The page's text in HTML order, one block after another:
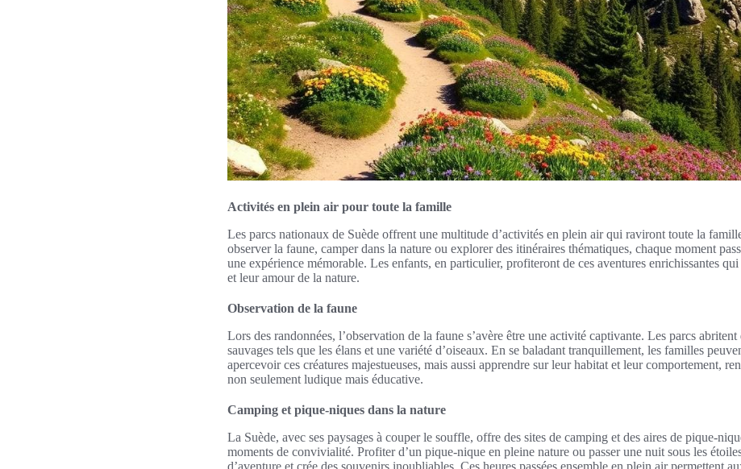
Activités en plein air pour toute la famille
Les parcs nationaux de Suède offrent une multitude d’activités en plein air qui raviront toute la
observer la faune, camper dans la nature ou explorer des itinéraires thématiques, chaque moment
une expérience mémorable. Les enfants, en particulier, profiteront de ces aventures enrichissantes
et leur amour de la nature.
Observation de la faune
Lors des randonnées, l’observation de la faune s’avère être une activité captivante. Les parcs
sauvages tels que les élans et une variété d’oiseaux. En se baladant tranquillement, les familles
apercevoir ces créatures majestueuses, mais aussi apprendre sur leur habitat et leur comportement,
non seulement ludique mais éducative.
Camping et pique-niques dans la nature
La Suède, avec ses paysages à couper le souffle, offre des sites de camping et des aires de pique-
moments de convivialité. Profiter d’un pique-nique en pleine nature ou passer une nuit sous les
d’aventure et crée des souvenirs inoubliables. Ces heures passées ensemble en plein air permettent